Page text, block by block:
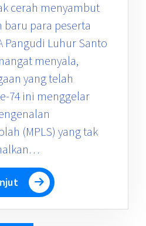
cerah menyambut
baru para peserta
Pangudi Luhur Santo
menyala,
yang telah
74 ini menggelar
(MPLS) yang tak